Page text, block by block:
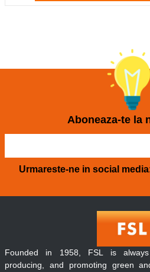
Aboneaza-te la
Urmareste-ne in social
Founded in 1958, FSL is always
producing, and promoting green